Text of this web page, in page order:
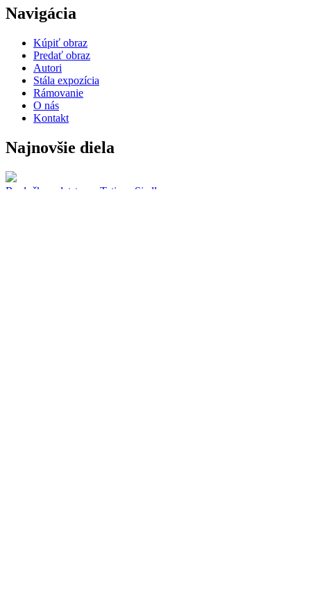
Navigácia
Kúpiť obraz
Predať obraz
Autori
Stála expozícia
Rámovanie
O nás
Kontakt
Najnovšie diela
Rozlučka z detstvom. Tatiana Siedlova